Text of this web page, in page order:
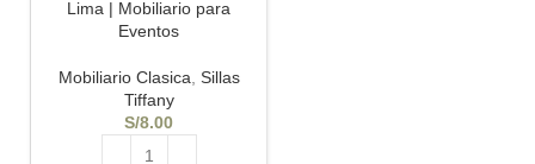
Lima | Mobiliario para
Eventos
Mobiliario Clasica Sillas
Tiffany
S/8.00